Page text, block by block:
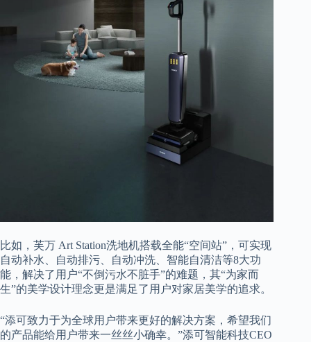
比如，芙万 Art Station洗地机搭载全能“空间站”，可实现
自动补水、自动排污、自动冲洗、智能自清洁等8大功
能，解决了用户“不倒污水不脏手”的难题，其“为家而
生”的美学设计理念更是满足了用户对家居美学的追求。
“添可致力于为全球用户带来更好的解决方案，希望我们
的产品能给用户带来一丝丝小确幸。”添可智能科技CEO